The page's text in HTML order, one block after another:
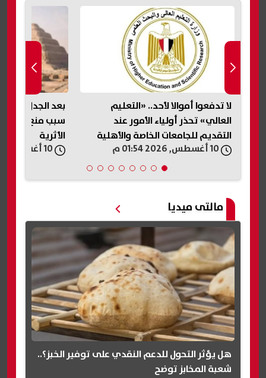
لا تدفعوا أموالا لأحد.. «التعليم
العالي» تحذر أولياء الأمور عند
التقديم للجامعات الخاصة والأهلية
بعد الجدل على
سبب منع علم
الأثرية
مالتى ميديا
هل يؤثر التحول للدعم النقدي على توفير الخبز؟..
شعبة المخابز توضح